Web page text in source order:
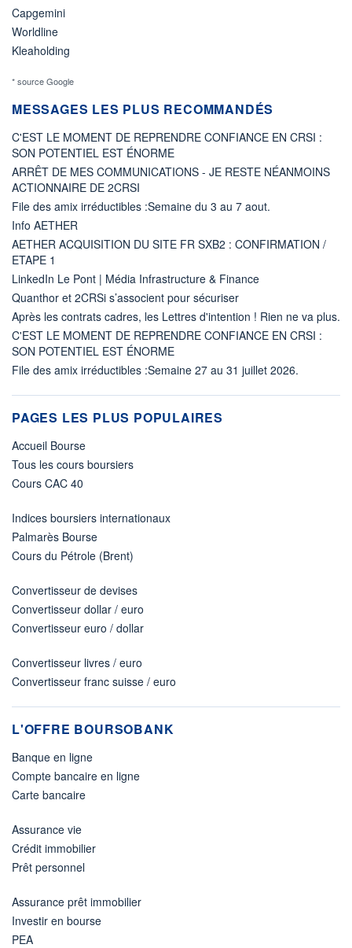
Capgemini
Worldline
Kleaholding
* source Google
MESSAGES LES PLUS RECOMMANDÉS
C'EST LE MOMENT DE REPRENDRE CONFIANCE EN CRSI :
SON POTENTIEL EST ÉNORME
ARRÊT DE MES COMMUNICATIONS - JE RESTE NÉANMOINS
ACTIONNAIRE DE 2CRSI
File des amix irréductibles :Semaine du 3 au 7 aout.
Info AETHER
AETHER ACQUISITION DU SITE FR SXB2 : CONFIRMATION /
ETAPE 1
LinkedIn Le Pont | Média Infrastructure & Finance
Quanthor et 2CRSi s’associent pour sécuriser
Après les contrats cadres, les Lettres d'intention ! Rien ne va plus.
C'EST LE MOMENT DE REPRENDRE CONFIANCE EN CRSI :
SON POTENTIEL EST ÉNORME
File des amix irréductibles :Semaine 27 au 31 juillet 2026.
PAGES LES PLUS POPULAIRES
Accueil Bourse
Tous les cours boursiers
Cours CAC 40
Indices boursiers internationaux
Palmarès Bourse
Cours du Pétrole (Brent)
Convertisseur de devises
Convertisseur dollar / euro
Convertisseur euro / dollar
Convertisseur livres / euro
Convertisseur franc suisse / euro
L'OFFRE BOURSOBANK
Banque en ligne
Compte bancaire en ligne
Carte bancaire
Assurance vie
Crédit immobilier
Prêt personnel
Assurance prêt immobilier
Investir en bourse
PEA